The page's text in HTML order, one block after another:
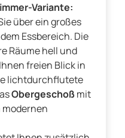
Variante:
über ein großes
Essbereich. Die
Räume hell und
freien Blick in
lichtdurchflutete
Obergeschoßmit